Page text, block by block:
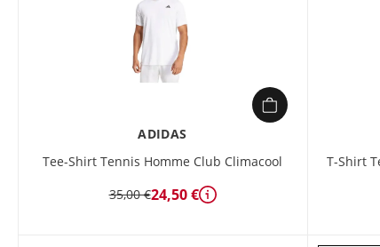
ADIDAS
Tee-Shirt Tennis Homme Club Climacool
35,00 €24,50 € Détails
T-Shirt